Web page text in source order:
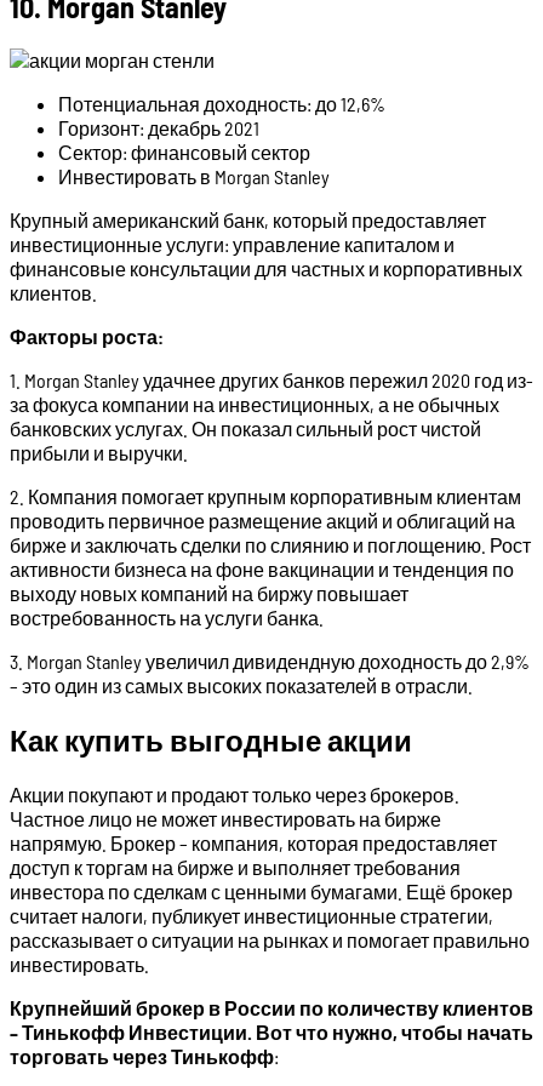
Потенциальная доходность: до 12,6%
Горизонт: декабрь 2021
Сектор: финансовый сектор
Инвестировать в Morgan Stanley
Крупный американский банк, который предоставляет
инвестиционные услуги: управление капиталом и
финансовые консультации для частных и корпоративных
клиентов.
Факторы роста:
1. Morgan Stanley удачнее других банков пережил 2020 год из-
за фокуса компании на инвестиционных, а не обычных
банковских услугах. Он показал сильный рост чистой
прибыли и выручки.
2. Компания помогает крупным корпоративным клиентам
проводить первичное размещение акций и облигаций на
бирже и заключать сделки по слиянию и поглощению. Рост
активности бизнеса на фоне вакцинации и тенденция по
выходу новых компаний на биржу повышает
востребованность на услуги банка.
3. Morgan Stanley увеличил дивидендную доходность до 2,9%
– это один из самых высоких показателей в отрасли.
Как купить выгодные акции
Акции покупают и продают только через брокеров.
Частное лицо не может инвестировать на бирже
напрямую. Брокер – компания, которая предоставляет
доступ к торгам на бирже и выполняет требования
инвестора по сделкам с ценными бумагами. Ещё брокер
считает налоги, публикует инвестиционные стратегии,
рассказывает о ситуации на рынках и помогает правильно
инвестировать.
Крупнейший брокер в России по количеству клиентов
– Тинькофф Инвестиции. Вот что нужно, чтобы начать
торговать через Тинькофф: